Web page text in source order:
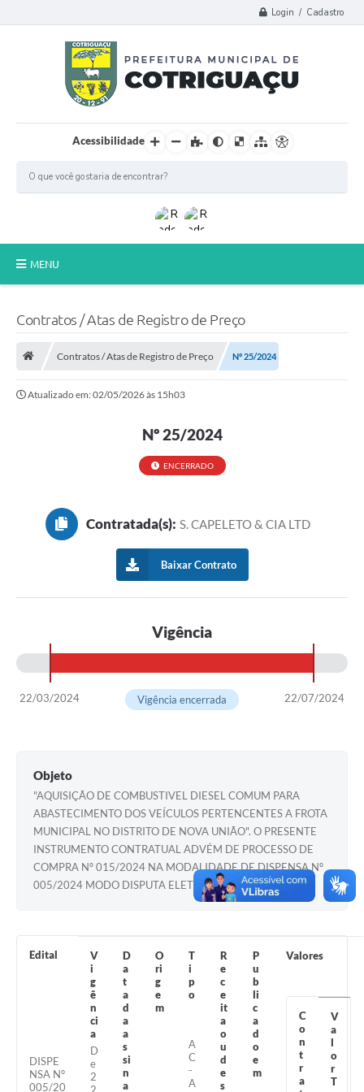
Login / Cadastro
Acessibilidade
MENU
A Prefeitura
Município
Imprensa
Audiências Públicas
Arquivos para Download
Obras
Projetos
Legislação
Links
Jornal
Contratos / Atas de Registro de Preço
Contratos / Atas de Registro de Preço Nº 25/2024
Atualizado em: 02/05/2026 às 15h03
Nº 25/2024
ENCERRADO
Contratada(s): S. CAPELETO & CIA LTD
Baixar Contrato
Vigência
22/03/2024 22/07/2024
Vigência encerrada
Objeto
"AQUISIÇÃO DE COMBUSTIVEL DIESEL COMUM PARA
ABASTECIMENTO DOS VEÍCULOS PERTENCENTES A FROTA
MUNICIPAL NO DISTRITO DE NOVA UNIÃO". O PRESENTE
INSTRUMENTO CONTRATUAL ADVÉM DE PROCESSO DE
COMPRA Nº 015/2024 NA MODALIDADE DE DISPENSA Nº
005/2024 MODO DISPUTA ELETRÔNICA.
Edital
DISPE
NSA N°
005/20
V
i
g
ê
n
ci
a
D
e
2
D
a
t
a
d
a
a
s
si
n
a
O
ri
g
e
m
T
i
p
o
A
C
-
A
R
e
c
e
it
a
o
u
d
e
s
P
u
b
li
c
a
d
o
e
m
Valores
C
o
n
t
r
a
V
a
l
o
r
T